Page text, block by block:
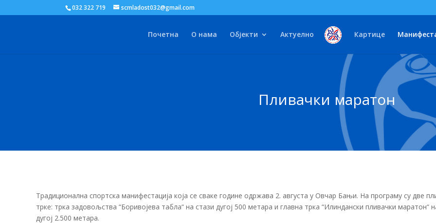
032 322 719 scmladost032@gmail.com
Почетна О нама Објекти Актуелно Картице
Пливачки маратон
Традиционална спортска манифестација која се сваке године одржава 2. августа у Овчар Бањи. На програму су две
трке: трка задовољства “Боривојева табла“ на стази дугој 500 метара и главна трка “Илиндански пливачки маратон“
дугој 2.500 метара.